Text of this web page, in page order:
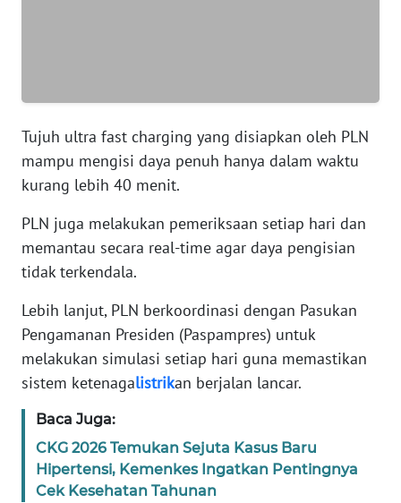
Tujuh ultra fast charging yang disiapkan oleh PLN
mampu mengisi daya penuh hanya dalam waktu
kurang lebih 40 menit.
PLN juga melakukan pemeriksaan setiap hari dan
memantau secara real-time agar daya pengisian
tidak terkendala.
Lebih lanjut, PLN berkoordinasi dengan Pasukan
Pengamanan Presiden (Paspampres) untuk
melakukan simulasi setiap hari guna memastikan
sistem ketenagalistrikan berjalan lancar.
Baca Juga:
CKG 2026 Temukan Sejuta Kasus Baru
Hipertensi, Kemenkes Ingatkan Pentingnya
Cek Kesehatan Tahunan
WN
BARAT
WN
SERAMBI
WN
WN
SULTRA
WN